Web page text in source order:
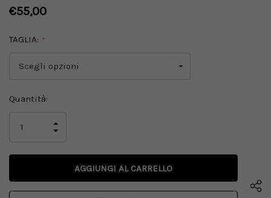
€55,00
TAGLIA: *
Disponibilità
Quantità:
QUANTITÀ
UNDEFINED
AUMENTA
DI
UNDEFINED